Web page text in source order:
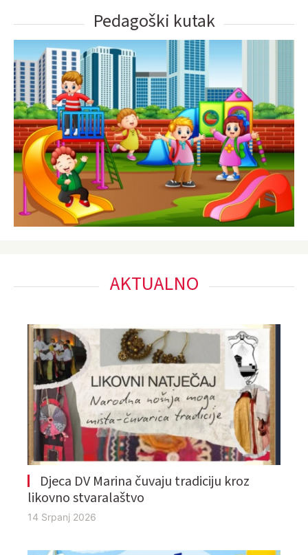
Pedagoški kutak
AKTUALNO
Djeca DV Marina čuvaju tradiciju kroz
likovno stvaralaštvo
14 Srpanj 2026